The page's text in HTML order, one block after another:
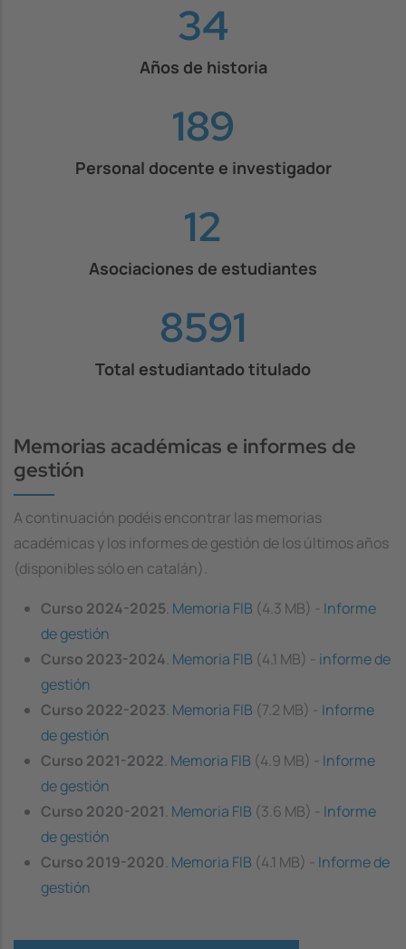
38
Años de historia
210
Personal docente e investigador
13
Asociaciones de estudiantes
9525
Total estudiantado titulado
Memorias académicas e informes de
gestión
A continuación podéis encontrar las memorias
académicas y los informes de gestión de los últimos años
(disponibles sólo en catalán).
Curso 2024-2025. Memoria FIB (4.3 MB) - Informe
de gestión
Curso 2023-2024. Memoria FIB (4.1 MB) - informe de
gestión
Curso 2022-2023. Memoria FIB (7.2 MB) - Informe
de gestión
Curso 2021-2022. Memoria FIB (4.9 MB) - Informe
de gestión
Curso 2020-2021. Memoria FIB (3.6 MB) - Informe
de gestión
Curso 2019-2020. Memoria FIB (4.1 MB) - Informe de
gestión